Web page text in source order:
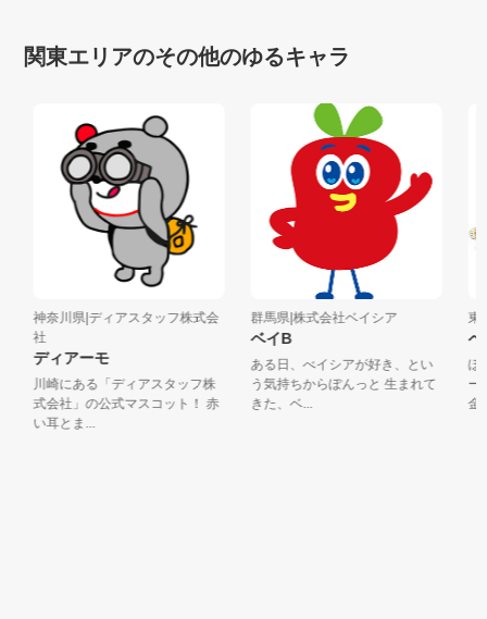
関東エリアのその他のゆるキャラ
神奈川県|ディアスタッフ株式会
社
ディアーモ
川崎にある「ディアスタッフ株
式会社」の公式マスコット！ 赤
い耳とま...
群馬県|株式会社ベイシア
ベイB
ある日、べイシアが好き、とい
う気持ちからぽんっと 生まれて
きた、ベ...
東
ペ
ぼ
ー
金